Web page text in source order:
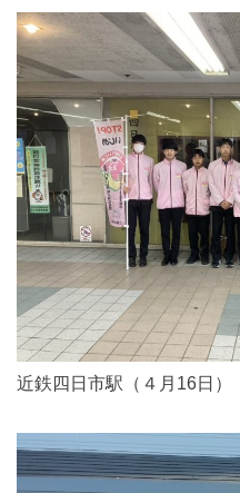
近鉄四日市駅（４月16日）